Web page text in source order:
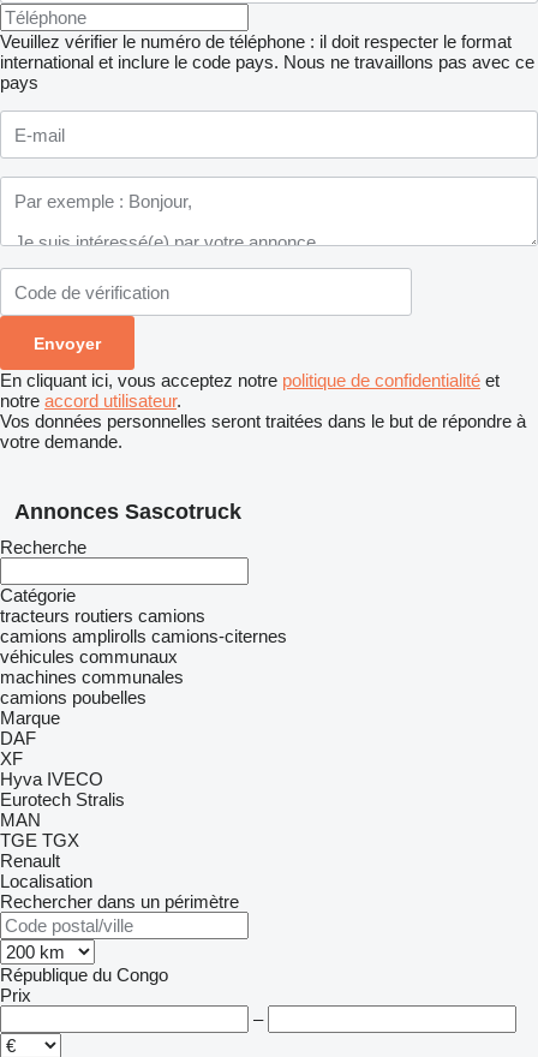
Veuillez vérifier le numéro de téléphone : il doit respecter le format
international et inclure le code pays. Nous ne travaillons pas avec ce
pays
En cliquant ici, vous acceptez notre politique de confidentialité et
notre accord utilisateur.
Vos données personnelles seront traitées dans le but de répondre à
votre demande.
Annonces Sascotruck
Recherche
Catégorie
tracteurs routiers camions
camions amplirolls camions-citernes
véhicules communaux
machines communales
camions poubelles
Marque
DAF
XF
Hyva IVECO
Eurotech Stralis
MAN
TGE TGX
Renault
Localisation
Rechercher dans un périmètre
République du Congo
Prix
–